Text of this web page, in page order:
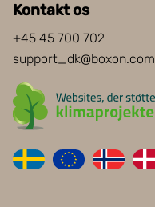
Kontakt os
+45 45 700 702
support_dk@boxon.com